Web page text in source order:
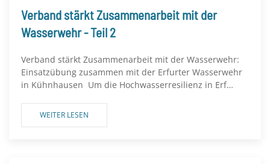
Verband stärkt Zusammenarbeit mit der
Wasserwehr - Teil 2
Verband stärkt Zusammenarbeit mit der Wasserwehr:
Einsatzübung zusammen mit der Erfurter Wasserwehr
in Kühnhausen Um die Hochwasserresilienz in Erf…
WEITER LESEN